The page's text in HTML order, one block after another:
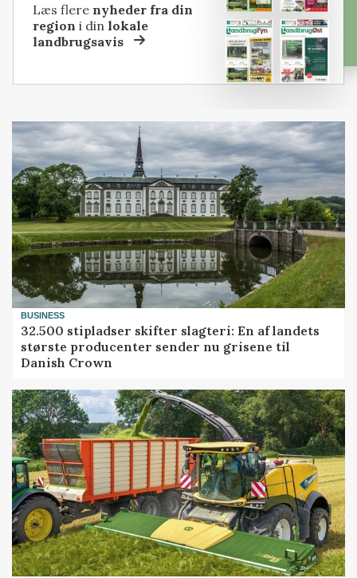
Læs flere nyheder fra din
region i dinlokale
landbrugsavis
BUSINESS
32.500 stipladser skifter slagteri: En af landets
største producenter sender nu grisene til
Danish Crown